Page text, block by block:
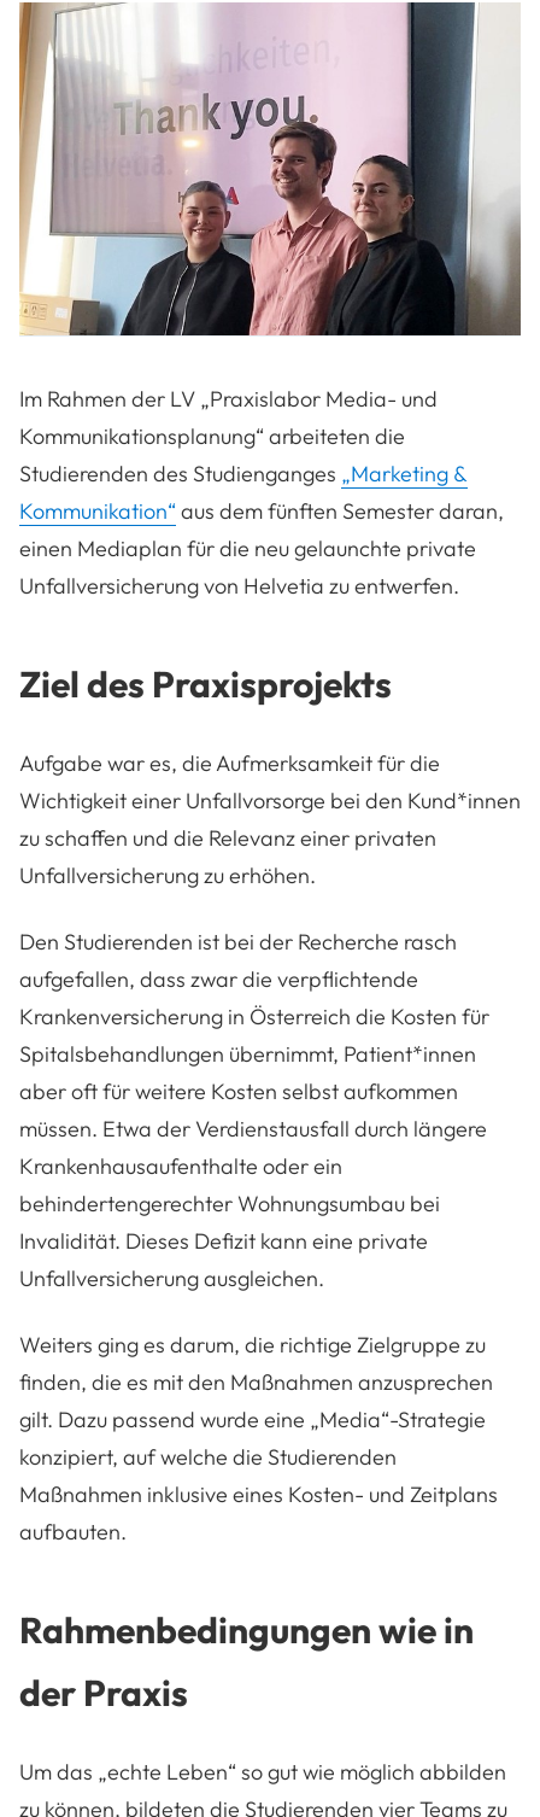
Im Rahmen der LV „Praxislabor Media- und
Kommunikationsplanung“ arbeiteten die
Studierenden des Studienganges „Marketing &
Kommunikation“ aus dem fünften Semester daran,
einen Mediaplan für die neu gelaunchte private
Unfallversicherung von Helvetia zu entwerfen.
Ziel des Praxisprojekts
Aufgabe war es, die Aufmerksamkeit für die
Wichtigkeit einer Unfallvorsorge bei den Kund*innen
zu schaffen und die Relevanz einer privaten
Unfallversicherung zu erhöhen.
Den Studierenden ist bei der Recherche rasch
aufgefallen, dass zwar die verpflichtende
Krankenversicherung in Österreich die Kosten für
Spitalsbehandlungen übernimmt, Patient*innen
aber oft für weitere Kosten selbst aufkommen
müssen. Etwa der Verdienstausfall durch längere
Krankenhausaufenthalte oder ein
behindertengerechter Wohnungsumbau bei
Invalidität. Dieses Defizit kann eine private
Unfallversicherung ausgleichen.
Weiters ging es darum, die richtige Zielgruppe zu
finden, die es mit den Maßnahmen anzusprechen
gilt. Dazu passend wurde eine „Media“-Strategie
konzipiert, auf welche die Studierenden
Maßnahmen inklusive eines Kosten- und Zeitplans
aufbauten.
Rahmenbedingungen wie in
der Praxis
Um das „echte Leben“ so gut wie möglich abbilden
zu können, bildeten die Studierenden vier Teams zu